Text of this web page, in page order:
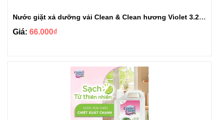
Nước giặt xả dưỡng vải Clean & Clean hương Violet 3.2kg
Giá: 66.000₫